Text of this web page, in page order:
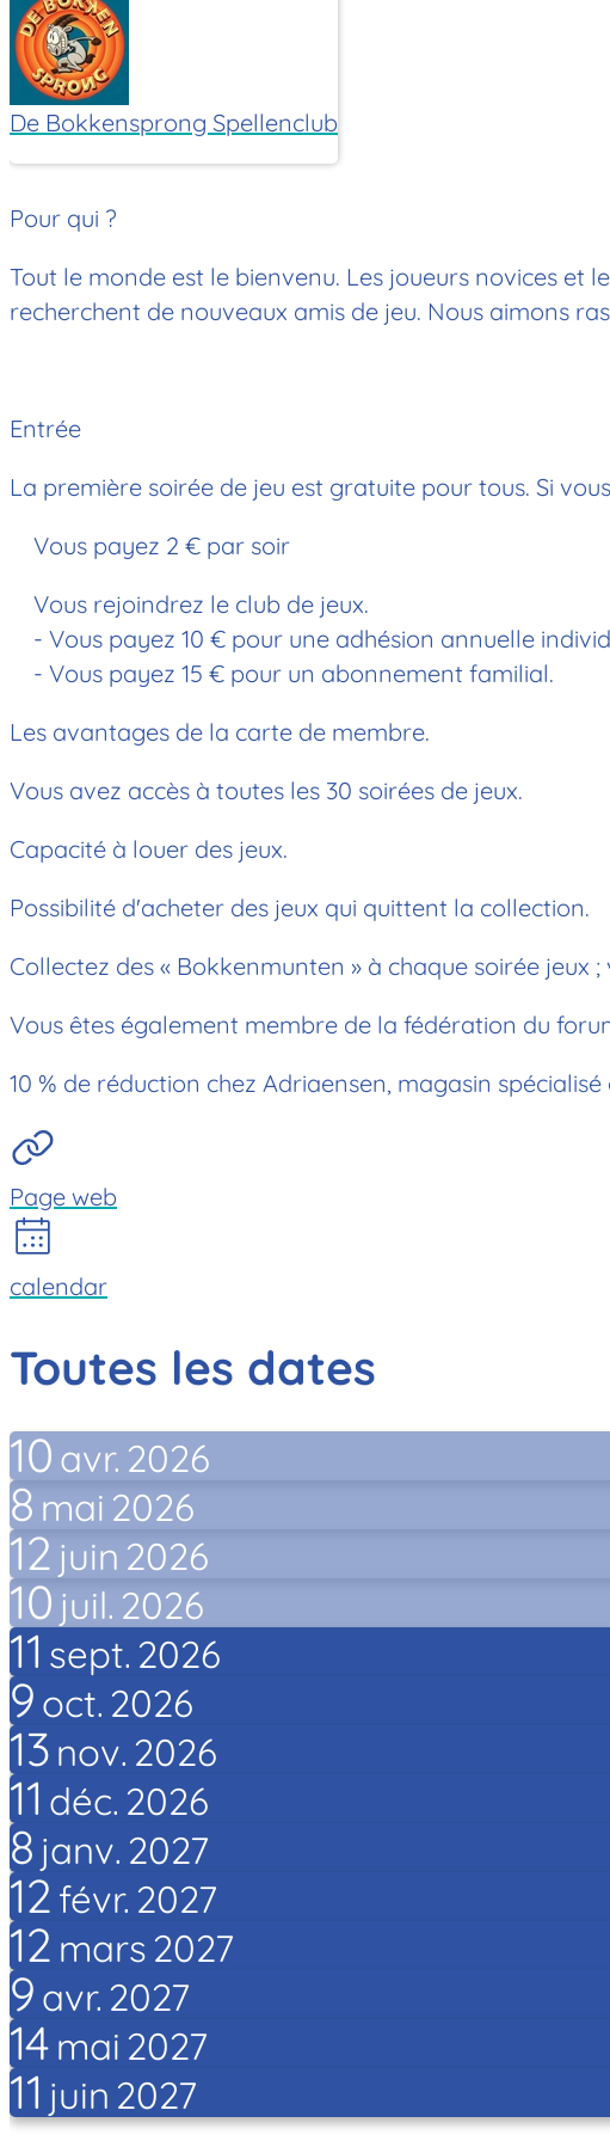
De Bokkensprong Spellenclub
Pour qui ?
Tout le monde est le bienvenu. Les joueurs novices et
recherchent de nouveaux amis de jeu. Nous aimons
Entrée
La première soirée de jeu est gratuite pour tous. Si
Vous payez 2 € par soir
Vous rejoindrez le club de jeux.
- Vous payez 10 € pour une adhésion annuelle
- Vous payez 15 € pour un abonnement familial.
Les avantages de la carte de membre.
Vous avez accès à toutes les 30 soirées de jeux.
Capacité à louer des jeux.
Possibilité d'acheter des jeux qui quittent la collection.
Collectez des « Bokkenmunten » à chaque soirée
Vous êtes également membre de la fédération du
10 % de réduction chez Adriaensen, magasin spécialisé
Page web
calendar
Toutes les dates
10 avr. 2026
8 mai 2026
12 juin 2026
10 juil. 2026
11 sept. 2026
9 oct. 2026
13 nov. 2026
11 déc. 2026
8 janv. 2027
12 févr. 2027
12 mars 2027
9 avr. 2027
14 mai 2027
11 juin 2027